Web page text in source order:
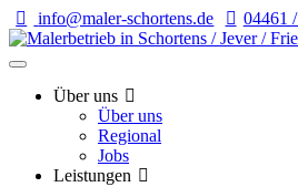
info@maler-schortens.de 04461
Über uns
Über uns
Regional
Jobs
Leistungen